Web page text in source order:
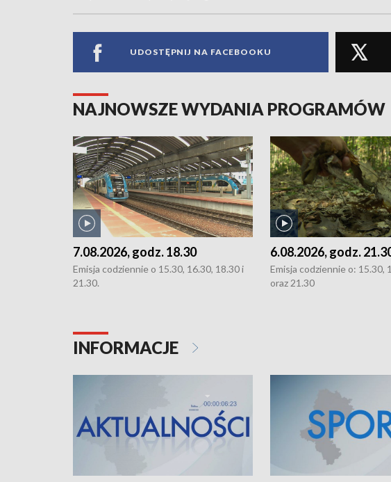
UDOSTĘPNIJ NA FACEBOOKU
NAJNOWSZE WYDANIA PROGRAMÓW
7.08.2026, godz. 18.30
Emisja codziennie o 15.30, 16.30, 18.30 i
21.30.
6.08.2026, godz.
Emisja codziennie o: 15.30,
oraz 21.30
INFORMACJE